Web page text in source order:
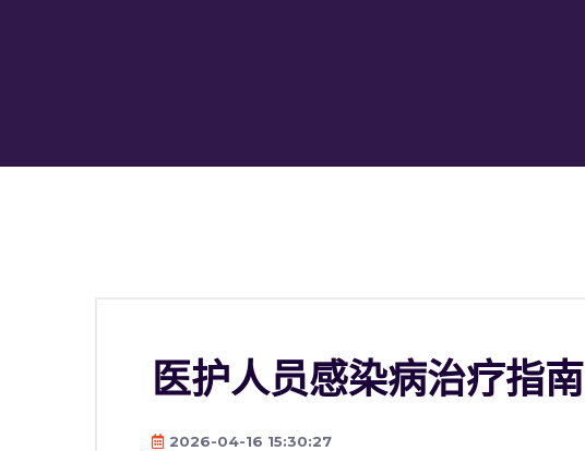
医护人员感染病治疗指南
2026-04-16 15:30:27